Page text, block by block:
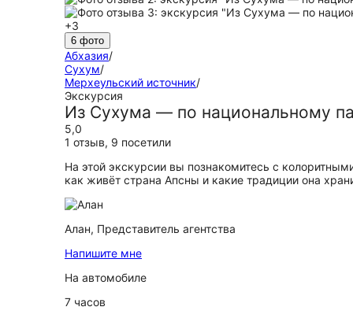
+3
6 фото
Абхазия/
Сухум/
Мерхеульский источник/
Экскурсия
Из Сухума — по национальному
5,0
1 отзыв, 9 посетили
На этой экскурсии вы познакомитесь с
как живёт страна Апсны и какие традиции она
Алан, Представитель агентства
Напишите мне
На автомобиле
7 часов